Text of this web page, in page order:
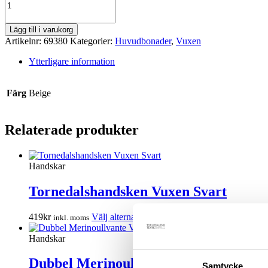
Samtycke
Lambswool
mängd
Lägg till i varukorg
Artikelnr: 69380 Kategorier: Huvudbonader, Vuxen
Ytterligare information
Färg Beige
Relaterade produkter
Handskar
Tornedalshandsken Vuxen Svart
419kr inkl. moms Välj alternativ
här
har
Handskar
Dubbel Merinoullvante Vuxen